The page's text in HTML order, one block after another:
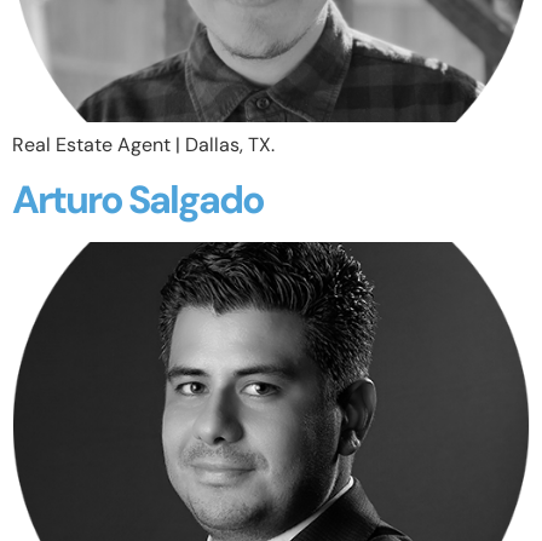
Real Estate Agent | Dallas, TX.
Arturo Salgado